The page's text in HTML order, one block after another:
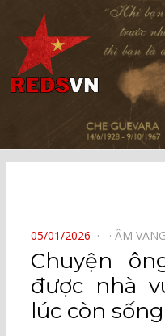
Kênh chia sẻ tri thức cộng đồng
POSTED
ON
05/01/2026 ÂM
Chuyện
được nhà
lúc còn sống